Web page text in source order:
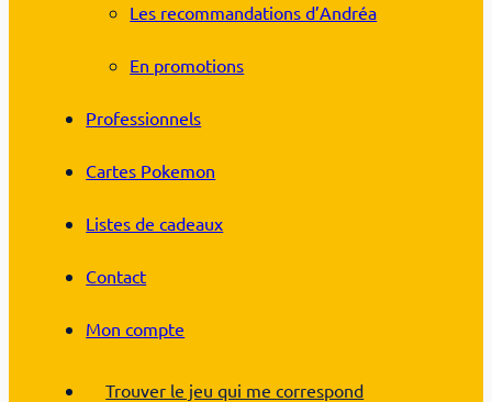
Les recommandations d’Andréa
En promotions
Professionnels
Cartes Pokemon
Listes de cadeaux
Contact
Mon compte
Trouver le jeu qui me correspond